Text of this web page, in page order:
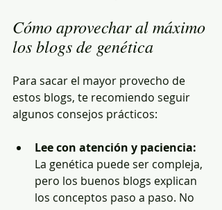
Cómo aprovechar al máximo
los blogs de genética
Para sacar el mayor provecho de
estos blogs, te recomiendo seguir
algunos consejos prácticos:
Lee con atención y paciencia:
La genética puede ser compleja,
pero los buenos blogs explican
los conceptos paso a paso. No